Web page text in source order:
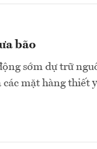
bão
sớm dự trữ
mặt hàng thiết